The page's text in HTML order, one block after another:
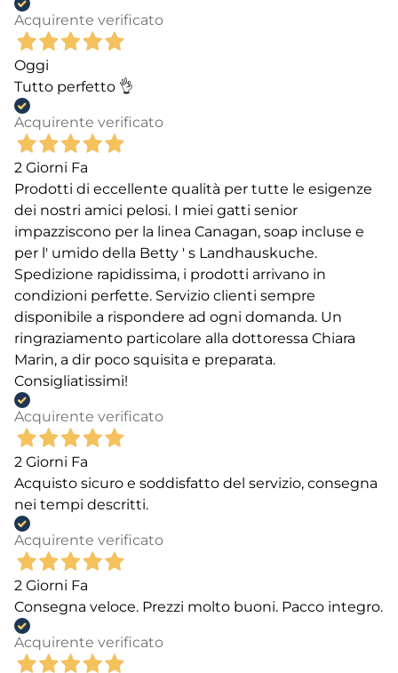
Acquirente verificato
Oggi
Tutto perfetto 👌
Acquirente verificato
2 Giorni Fa
Prodotti di eccellente qualità per tutte le esigenze
dei nostri amici pelosi. I miei gatti senior
impazziscono per la linea Canagan, soap incluse e
per l' umido della Betty ' s Landhauskuche.
Spedizione rapidissima, i prodotti arrivano in
condizioni perfette. Servizio clienti sempre
disponibile a rispondere ad ogni domanda. Un
ringraziamento particolare alla dottoressa Chiara
Marin, a dir poco squisita e preparata.
Consigliatissimi!
Acquirente verificato
2 Giorni Fa
Acquisto sicuro e soddisfatto del servizio, consegna
nei tempi descritti.
Acquirente verificato
2 Giorni Fa
Consegna veloce. Prezzi molto buoni. Pacco integro.
Acquirente verificato